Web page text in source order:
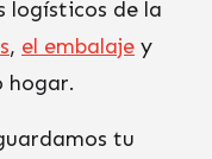
logísticos de la
, el embalaje y
hogar.
tu